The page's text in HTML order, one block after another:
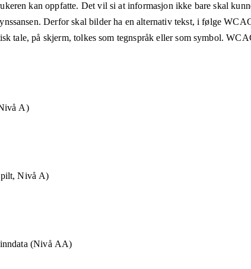
kan oppfatte. Det vil si at informasjon ikke bare skal
Derfor skal bilder ha en alternativ tekst, i følge
tale, på skjerm, tolkes som tegnspråk eller som symbol.
A)
Nivå A)
(Nivå AA)